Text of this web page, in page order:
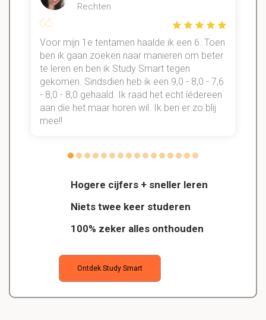
Hogere cijfers + sneller leren
Niets twee keer studeren
100% zeker alles onthouden
Ontdek Study Smart
Rechten
Voor mijn 1e tentamen haalde ik een 6. Toen
ben ik gaan zoeken naar manieren om beter
te leren en ben ik Study Smart tegen
gekomen. Sindsdien heb ik een 9,0 - 8,0 - 7,6
- 8,0 - 8,0 gehaald. Ik raad het echt íédereen
aan die het maar horen wil. Ik ben er zo blij
mee!!